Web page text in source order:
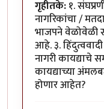
गृहीतके:१.
नागरिकांचा /
भाजपने वेळोवेळी
आहे. ३.
नागरी कायद्याचे
कायद्याच्या
होणार आहेत?